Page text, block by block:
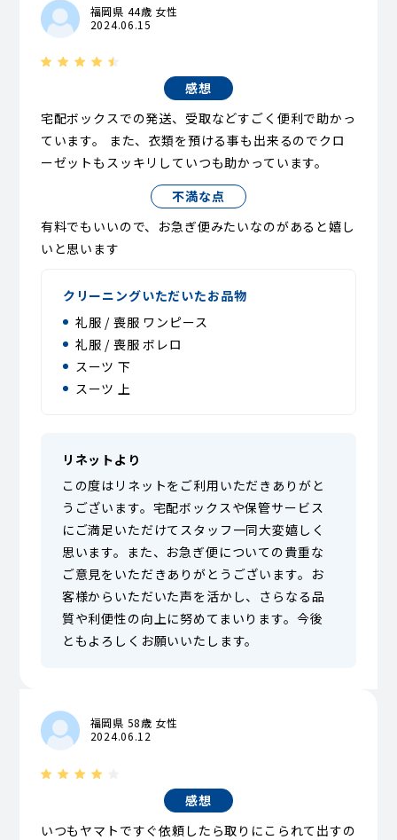
福岡県 44歳 女性
2024.06.15
感想
宅配ボックスでの発送、受取などすごく便利で助かっ
ています。 また、衣類を預ける事も出来るのでクロ
ーゼットもスッキリしていつも助かっています。
不満な点
有料でもいいので、お急ぎ便みたいなのがあると嬉し
いと思います
クリーニングいただいたお品物
礼服 / 喪服 ワンピース
礼服 / 喪服 ボレロ
スーツ 下
スーツ 上
リネットより
この度はリネットをご利用いただきありがと
うございます。宅配ボックスや保管サービス
にご満足いただけてスタッフ一同大変嬉しく
思います。また、お急ぎ便についての貴重な
ご意見をいただきありがとうございます。お
客様からいただいた声を活かし、さらなる品
質や利便性の向上に努めてまいります。今後
ともよろしくお願いいたします。
福岡県 58歳 女性
2024.06.12
感想
いつもヤマトですぐ依頼したら取りにこられて出すの